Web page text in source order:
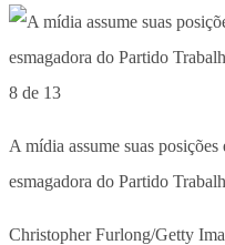
8 de 13
A mídia assume suas
esmagadora do Partido
Christopher Furlong/Getty